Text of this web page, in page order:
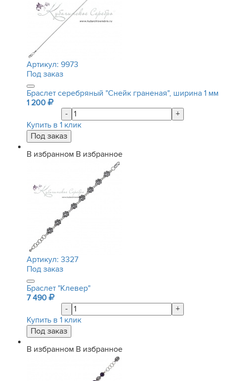
Артикул: 9973
Под заказ
Браслет серебряный "Снейк граненая", ширина 1 мм
1 200
-
+
Купить в 1 клик
В избранном В избранное
Артикул: 3327
Под заказ
Браслет "Клевер"
7 490
-
+
Купить в 1 клик
В избранном В избранное